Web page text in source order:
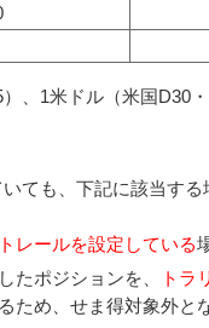
、1米ドル（米国D30
ても、下記に該当する
レールを設定している
たポジションを、
トラ
ため、せま得対象外と